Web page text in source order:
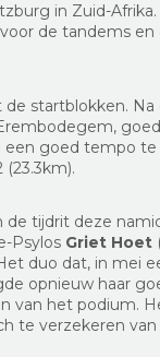
in Zuid-Afrika.
de tandems
startblokken.
een goed tempo
de tijdrit deze
Psylos Griet Hoet
duo dat, in mei
opnieuw haar
van het podium.
te verzekeren